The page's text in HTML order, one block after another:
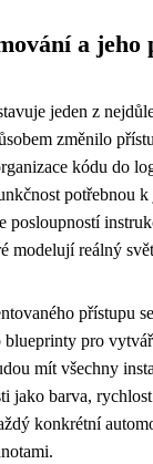
a jeho
jeden z
změnilo
kódu do
potřebnou
posloupností
modelují reálný
přístupu
pro
mít všechny
jako barva,
konkrétní